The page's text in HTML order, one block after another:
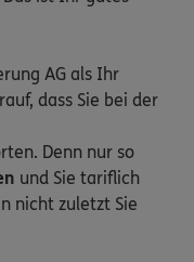
AG als Ihr
dass Sie bei der
Denn nur so
und Sie tariflich
nicht zuletzt Sie